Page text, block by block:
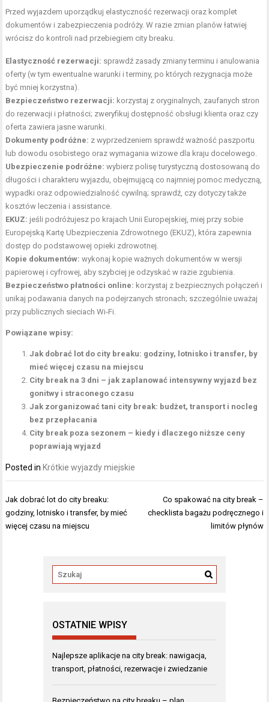
Przed wyjazdem uporządkuj elastyczność rezerwacji oraz komplet
dokumentów i zabezpieczenia podróży. W razie zmian planów łatwiej
wrócisz do kontroli nad przebiegiem city breaku.
Elastyczność rezerwacji: sprawdź zasady zmiany terminu i anulowania
oferty (w tym ewentualne warunki i terminy, po których rezygnacja może
być mniej korzystna).
Bezpieczeństwo rezerwacji: korzystaj z oryginalnych, zaufanych stron
do rezerwacji i płatności; zweryfikuj dostępność obsługi klienta oraz czy
oferta zawiera jasne warunki.
Dokumenty podróżne: z wyprzedzeniem sprawdź ważność paszportu
lub dowodu osobistego oraz wymagania wizowe dla kraju docelowego.
Ubezpieczenie podróżne: wybierz polisę turystyczną dostosowaną do
długości i charakteru wyjazdu, obejmującą co najmniej pomoc medyczną,
wypadki oraz odpowiedzialność cywilną; sprawdź, czy dotyczy także
kosztów leczenia i assistance.
EKUZ: jeśli podróżujesz po krajach Unii Europejskiej, miej przy sobie
Europejską Kartę Ubezpieczenia Zdrowotnego (EKUZ), która zapewnia
dostęp do podstawowej opieki zdrowotnej.
Kopie dokumentów: wykonaj kopie ważnych dokumentów w wersji
papierowej i cyfrowej, aby szybciej je odzyskać w razie zgubienia.
Bezpieczeństwo płatności online: korzystaj z bezpiecznych połączeń i
unikaj podawania danych na podejrzanych stronach; szczególnie uważaj
przy publicznych sieciach Wi‑Fi.
Powiązane wpisy:
Jak dobrać lot do city breaku: godziny, lotnisko i transfer, by
mieć więcej czasu na miejscu
City break na 3 dni – jak zaplanować intensywny wyjazd bez
gonitwy i straconego czasu
Jak zorganizować tani city break: budżet, transport i nocleg
bez przepłacania
City break poza sezonem – kiedy i dlaczego niższe ceny
poprawiają wyjazd
Posted in Krótkie wyjazdy miejskie
Nawigacja
wpisu
Jak dobrać lot do city breaku:
godziny, lotnisko i transfer, by mieć
więcej czasu na miejscu
Co spakować na city break –
checklista bagażu podręcznego i
limitów płynów
OSTATNIE WPISY
Najlepsze aplikacje na city break: nawigacja,
transport, płatności, rezerwacje i zwiedzanie